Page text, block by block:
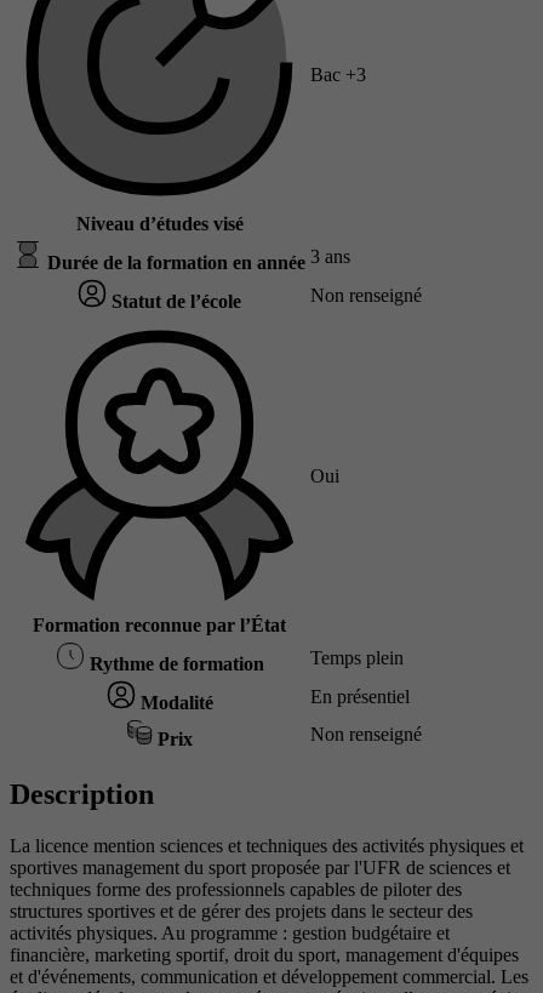
Niveau d’études visé
Bac +3
Durée de la formation en année 3 ans
Statut de l’école Non renseigné
Formation reconnue par l’État
Oui
Rythme de formation Temps plein
Modalité En présentiel
Prix Non renseigné
Description
La licence mention sciences et techniques des activités physiques et
sportives management du sport proposée par l'UFR de sciences et
techniques forme des professionnels capables de piloter des
structures sportives et de gérer des projets dans le secteur des
activités physiques. Au programme : gestion budgétaire et
financière, marketing sportif, droit du sport, management d'équipes
et d'événements, communication et développement commercial. Les